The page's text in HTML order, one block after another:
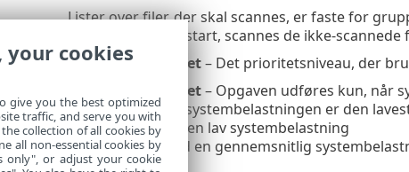
Lister over filer, der skal scannes, er faste for
køres ved systemstart, scannes de ikke-
Scanningsprioritet– Det prioritetsniveau, der
Ved inaktivitet– Opgaven udføres kun, når
• Lavest– Når systembelastningen er den
• Lavere– Ved en lav systembelastning
• Normal– Ved en gennemsnitlig
your cookies
give you the best optimized
traffic, and serve you with
collection of all cookies by
all non-essential cookies by
only", or adjust your cookie